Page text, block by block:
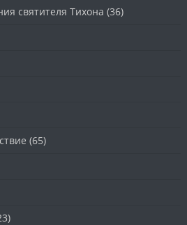
святителя Тихона (36)
(65)